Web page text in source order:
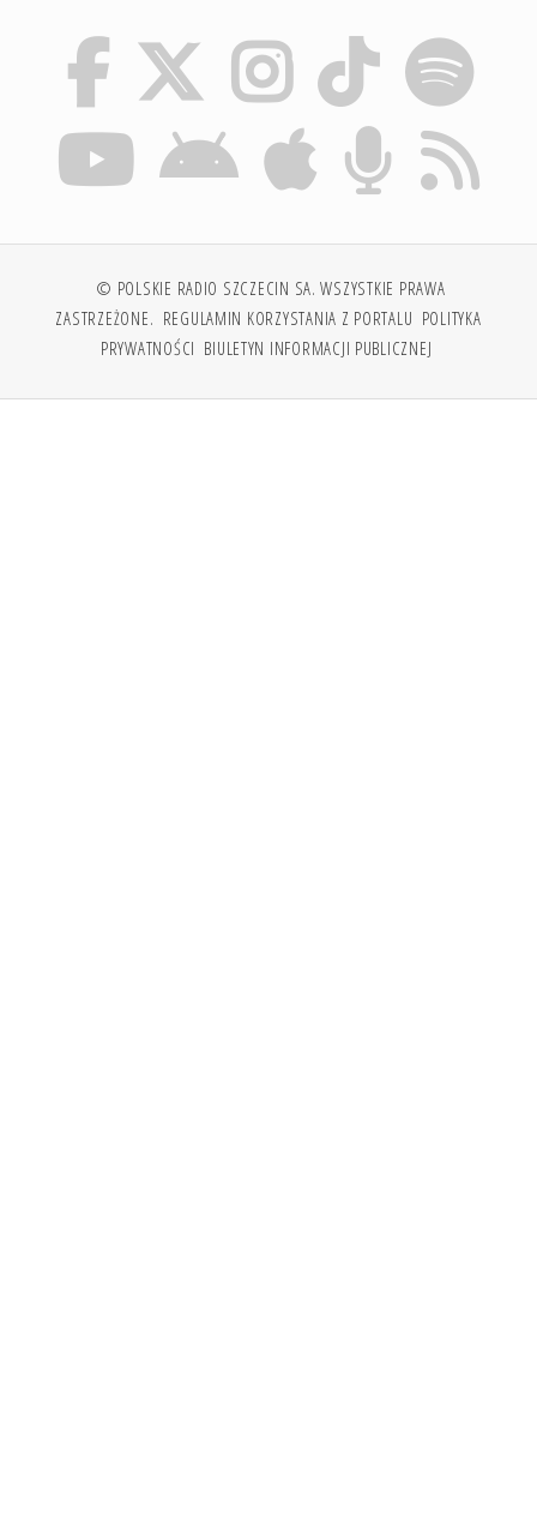
© POLSKIE RADIO SZCZECIN SA. WSZYSTKIE PRAWA
ZASTRZEŻONE. REGULAMIN KORZYSTANIA Z PORTALU POLITYKA
PRYWATNOŚCI BIULETYN INFORMACJI PUBLICZNEJ